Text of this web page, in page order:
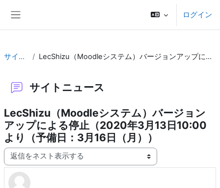
ログイン
サイトニュース LecShizu（Moodleシステム）バージョンアップによる停止（2020年3月13日10:00より（予備日：3月16日（月））
サイトニュース
LecShizu（Moodleシステム）バージョン
アップによる停止（2020年3月13日10:00
より（予備日：3月16日（月））
表示モード